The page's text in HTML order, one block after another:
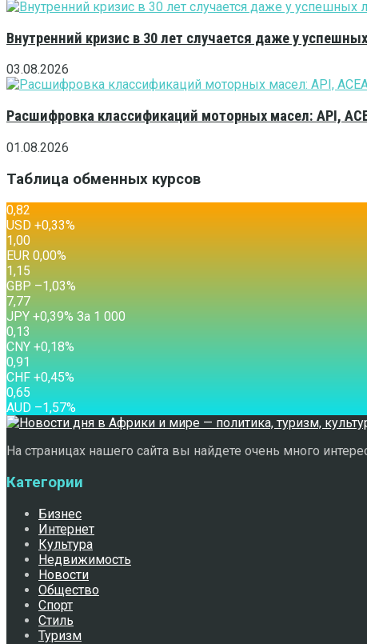
Внутренний кризис в 30 лет случается даже у
03.08.2026
Расшифровка классификаций моторных масел: API,
01.08.2026
Таблица обменных курсов
0,82
USD +0,33%
1,00
EUR 0,00%
1,15
GBP –1,03%
7,77
JPY +0,39% За 1 000
0,13
CNY +0,18%
0,91
CHF +0,45%
0,65
AUD –1,57%
На страницах нашего сайта вы найдете очень много
Категории
Бизнес
Интернет
Культура
Недвижимость
Новости
Общество
Спорт
Стиль
Туризм